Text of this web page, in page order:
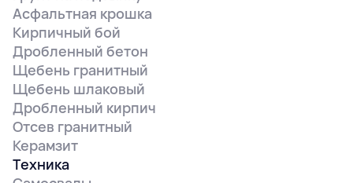
Асфальтная крошка
Кирпичный бой
Дробленный бетон
Щебень гранитный
Щебень шлаковый
Дробленный кирпич
Отсев гранитный
Керамзит
Техника